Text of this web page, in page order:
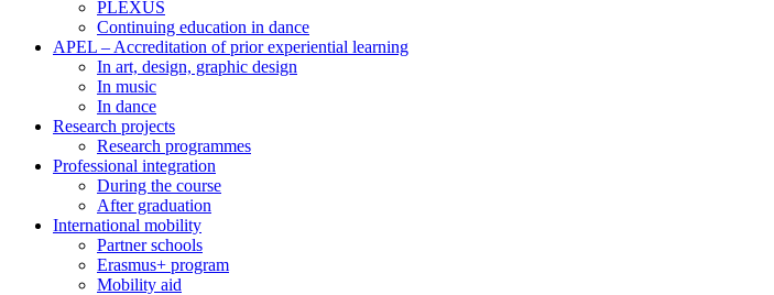
PLEXUS
Continuing education in dance
APEL – Accreditation of prior experiential learning
In art, design, graphic design
In music
In dance
Research projects
Research programmes
Professional integration
During the course
After graduation
International mobility
Partner schools
Erasmus+ program
Mobility aid